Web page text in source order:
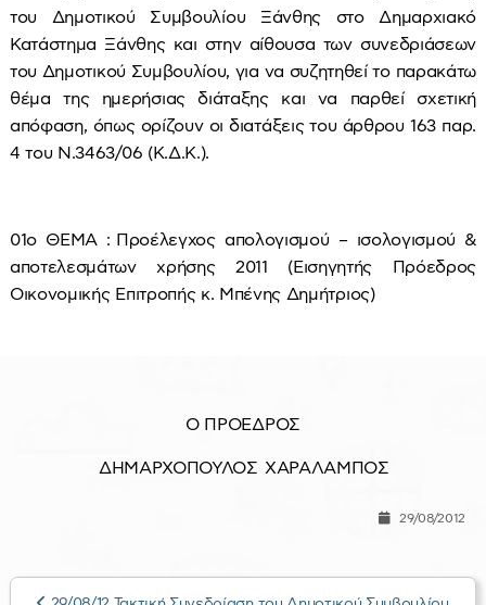
του Δημοτικού Συμβουλίου Ξάνθης στο Δημαρχιακό
Κατάστημα Ξάνθης και στην αίθουσα των συνεδριάσεων
του Δημοτικού Συμβουλίου, για να συζητηθεί το παρακάτω
θέμα της ημερήσιας διάταξης και να παρθεί σχετική
απόφαση, όπως ορίζουν οι διατάξεις του άρθρου 163 παρ.
4 του Ν.3463/06 (Κ.Δ.Κ.).
01ο ΘΕΜΑ : Προέλεγχος απολογισμού – ισολογισμού &
αποτελεσμάτων χρήσης 2011 (Εισηγητής Πρόεδρος
Οικονομικής Επιτροπής κ. Μπένης Δημήτριος)
Ο ΠΡΟΕΔΡΟΣ
ΔΗΜΑΡΧΟΠΟΥΛΟΣ ΧΑΡΑΛΑΜΠΟΣ
29/08/2012